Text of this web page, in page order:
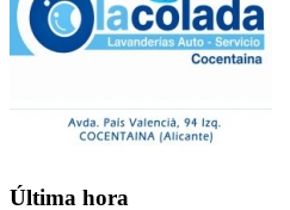
Última hora